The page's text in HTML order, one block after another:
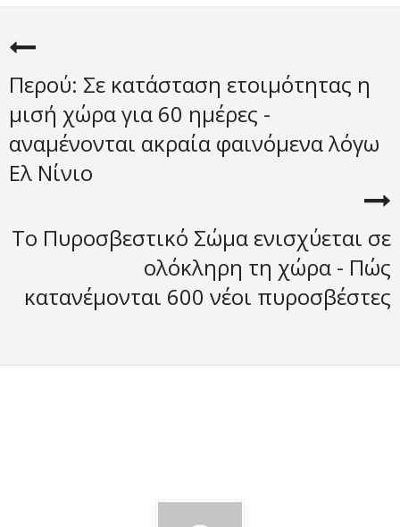
Περού: Σε κατάσταση ετοιμότητας η
μισή χώρα για 60 ημέρες -
αναμένονται ακραία φαινόμενα λόγω
Ελ Νίνιο
Το Πυροσβεστικό Σώμα ενισχύεται σε
ολόκληρη τη χώρα - Πώς
κατανέμονται 600 νέοι πυροσβέστες